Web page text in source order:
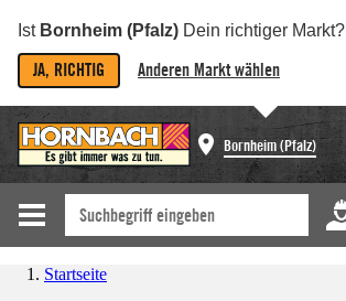
Ist Bornheim (Pfalz) Dein richtiger Markt?
JA, RICHTIG Anderen Markt wählen
Bornheim (Pfalz)
Startseite